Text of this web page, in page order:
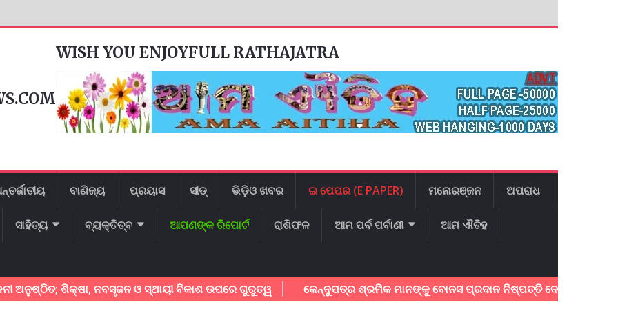
WISH YOU ENJOYFULL RATHAJATRA
ବାଣିଜ୍ୟ ପ୍ରୟାସ ସୀଡ୍ ଭିଡ଼ିଓ ଖବର ଇ ପେପର (E PAPER) ମନୋରଞ୍ଜନ ଅପରାଧ
ସାହିତ୍ୟ ବ୍ୟକ୍ତିତ୍ବ ଆପଣଙ୍କ ରିପୋର୍ଟ ରାଶିଫଳ ଆମ ପର୍ବ ପର୍ବାଣୀ ଆମ ଐତିହ
ଶିକ୍ଷା, ନବସୃଜନ ଓ ସ୍ଥାୟୀ ବିକାଶ ଉପରେ ଗୁରୁତ୍ୱ କେନ୍ଦୁପତ୍ର ଶ୍ରମିକ ମାନଙ୍କୁ ବୋନସ ପ୍ରଦାନ ନିଷ୍ପତ୍ତି ଦେଇଥିବାରୁ